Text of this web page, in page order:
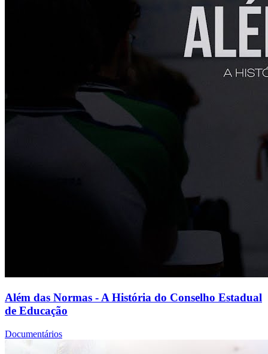
Além das Normas - A História do Conselho Estadual
de Educação
Documentários